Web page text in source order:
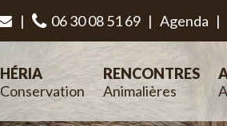
| 06 30 08 51 69 | Agenda |
HÉRIA
Conservation
RENCONTRES
Animalières